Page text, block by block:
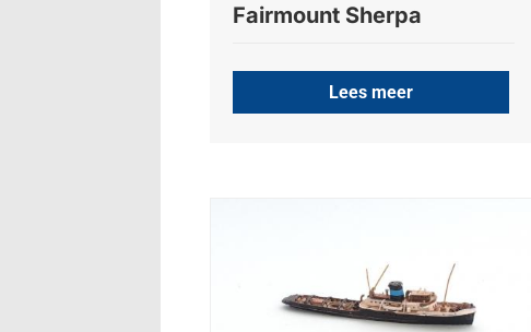
Fairmount Sherpa
Lees meer